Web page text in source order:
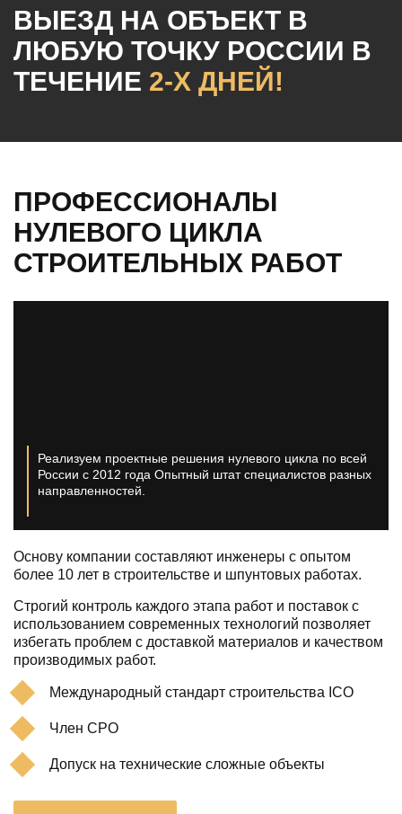
ВЫЕЗД НА ОБЪЕКТ В
ЛЮБУЮ ТОЧКУ РОССИИ В
ТЕЧЕНИЕ 2-Х ДНЕЙ!
ПРОФЕССИОНАЛЫ
НУЛЕВОГО ЦИКЛА
СТРОИТЕЛЬНЫХ РАБОТ
Реализуем проектные решения нулевого цикла по всей
России с 2012 года Опытный штат специалистов разных
направленностей.
Основу компании составляют инженеры с опытом
более 10 лет в строительстве и шпунтовых работах.
Строгий контроль каждого этапа работ и поставок с
использованием современных технологий позволяет
избегать проблем с доставкой материалов и качеством
производимых работ.
Международный стандарт строительства ICO
Член СРО
Допуск на технические сложные объекты